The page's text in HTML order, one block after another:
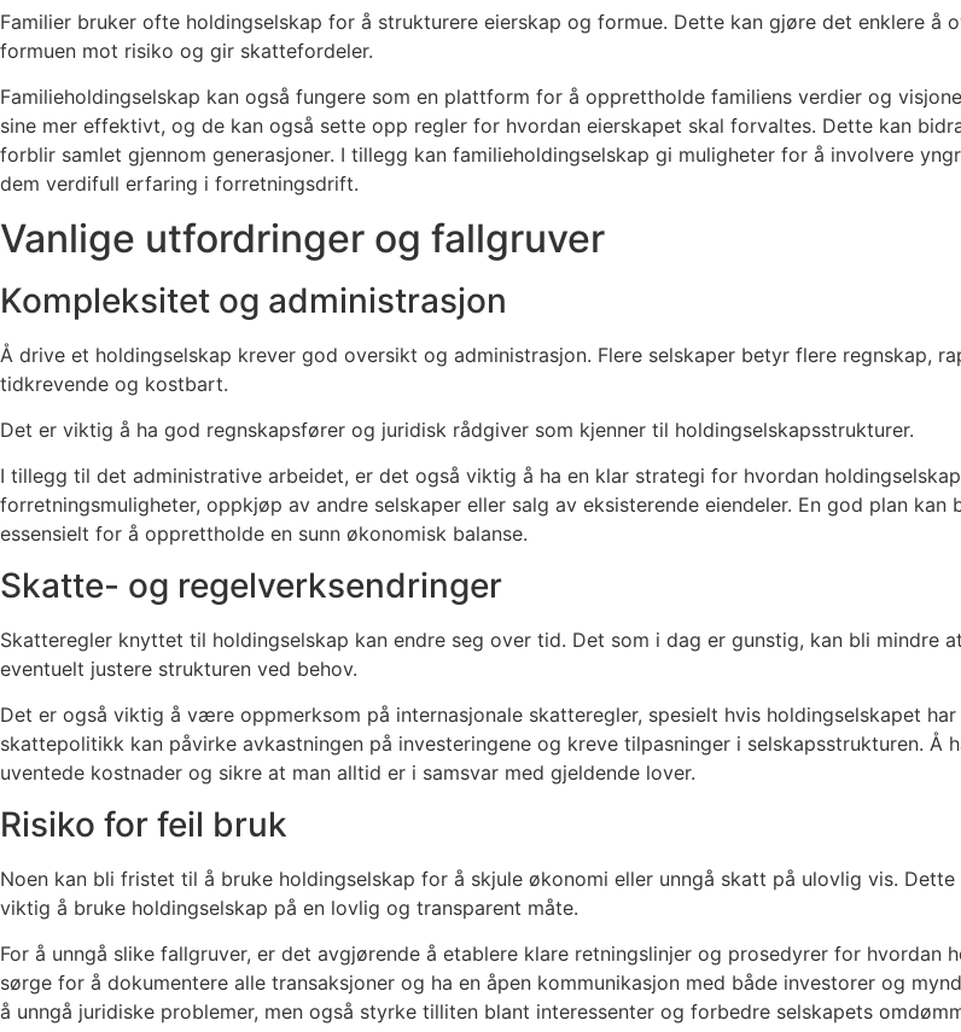
Familier bruker ofte holdingselskap for å strukturere eierskap og formue. Dette kan gjøre det enklere
formuen mot risiko og gir skattefordeler.
Familieholdingselskap kan også fungere som en plattform for å opprettholde familiens verdier og
sine mer effektivt, og de kan også sette opp regler for hvordan eierskapet skal forvaltes. Dette kan
forblir samlet gjennom generasjoner. I tillegg kan familieholdingselskap gi muligheter for å involvere
dem verdifull erfaring i forretningsdrift.
Vanlige utfordringer og fallgruver
Kompleksitet og administrasjon
Å drive et holdingselskap krever god oversikt og administrasjon. Flere selskaper betyr flere regnskap,
tidkrevende og kostbart.
Det er viktig å ha god regnskapsfører og juridisk rådgiver som kjenner til holdingselskapsstrukturer.
I tillegg til det administrative arbeidet, er det også viktig å ha en klar strategi for hvordan
forretningsmuligheter, oppkjøp av andre selskaper eller salg av eksisterende eiendeler. En god plan
essensielt for å opprettholde en sunn økonomisk balanse.
Skatte- og regelverksendringer
Skatteregler knyttet til holdingselskap kan endre seg over tid. Det som i dag er gunstig, kan bli
eventuelt justere strukturen ved behov.
Det er også viktig å være oppmerksom på internasjonale skatteregler, spesielt hvis holdingselskapet
skattepolitikk kan påvirke avkastningen på investeringene og kreve tilpasninger i selskapsstrukturen.
uventede kostnader og sikre at man alltid er i samsvar med gjeldende lover.
Risiko for feil bruk
Noen kan bli fristet til å bruke holdingselskap for å skjule økonomi eller unngå skatt på ulovlig vis.
viktig å bruke holdingselskap på en lovlig og transparent måte.
For å unngå slike fallgruver, er det avgjørende å etablere klare retningslinjer og prosedyrer for
sørge for å dokumentere alle transaksjoner og ha en åpen kommunikasjon med både investorer og
å unngå juridiske problemer, men også styrke tilliten blant interessenter og forbedre selskapets